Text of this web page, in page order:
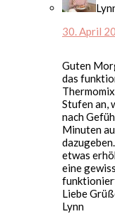
30. April
Guten
das
Stufen an,
nach
Minuten
etwas
eine
Liebe
Lynn